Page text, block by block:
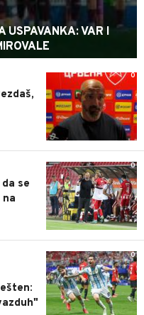
USPAVANKA: VAR I
0
0
se
0